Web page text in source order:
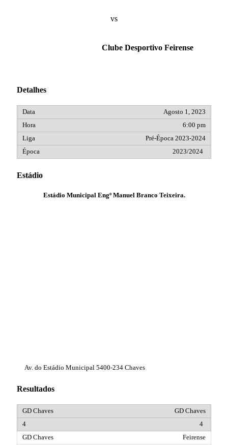
vs
Clube Desportivo Feirense
Detalhes
Agosto 1, 2023
6:00 pm
Pré-Época 2023-2024
2023/2024
Estádio
Estádio Municipal Engº Manuel Branco Teixeira.
Av. do Estádio Municipal 5400-234 Chaves
Resultados
GD Chaves
4
Feirense